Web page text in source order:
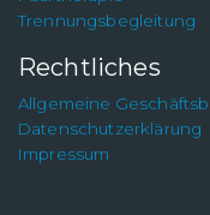
Trennungsbegleitung
Rechtliches
Allgemeine
Datenschutzerklärung
Impressum